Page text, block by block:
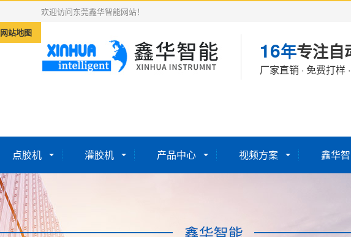
网站地图
欢迎访问东莞鑫华智能网站！
16年专注自
厂家直销 · 免费打样
点胶机 灌胶机 产品中心 视频方案 鑫华